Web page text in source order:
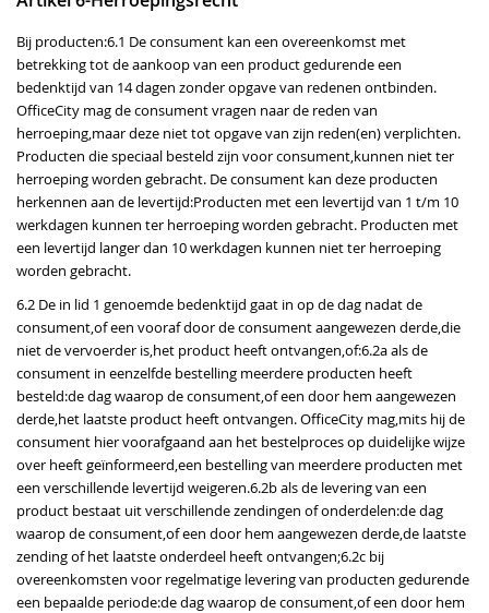
Bij producten:6.1 De consument kan een overeenkomst met
betrekking tot de aankoop van een product gedurende een
bedenktijd van 14 dagen zonder opgave van redenen ontbinden.
OfficeCity mag de consument vragen naar de reden van
herroeping,maar deze niet tot opgave van zijn reden(en) verplichten.
Producten die speciaal besteld zijn voor consument,kunnen niet ter
herroeping worden gebracht. De consument kan deze producten
herkennen aan de levertijd:Producten met een levertijd van 1 t/m 10
werkdagen kunnen ter herroeping worden gebracht. Producten met
een levertijd langer dan 10 werkdagen kunnen niet ter herroeping
worden gebracht.
6.2 De in lid 1 genoemde bedenktijd gaat in op de dag nadat de
consument,of een vooraf door de consument aangewezen derde,die
niet de vervoerder is,het product heeft ontvangen,of:6.2a als de
consument in eenzelfde bestelling meerdere producten heeft
besteld:de dag waarop de consument,of een door hem aangewezen
derde,het laatste product heeft ontvangen. OfficeCity mag,mits hij de
consument hier voorafgaand aan het bestelproces op duidelijke wijze
over heeft geïnformeerd,een bestelling van meerdere producten met
een verschillende levertijd weigeren.6.2b als de levering van een
product bestaat uit verschillende zendingen of onderdelen:de dag
waarop de consument,of een door hem aangewezen derde,de laatste
zending of het laatste onderdeel heeft ontvangen;6.2c bij
overeenkomsten voor regelmatige levering van producten gedurende
een bepaalde periode:de dag waarop de consument,of een door hem